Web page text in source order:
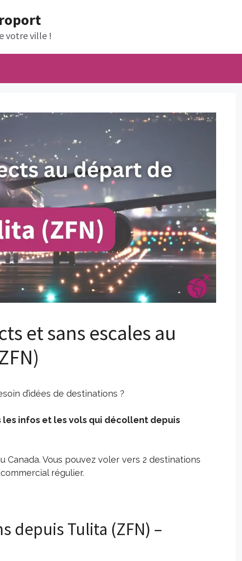
votre ville !
et sans escales au
d’idées de destinations ?
infos et les vols qui décollent depuis
Canada. Vous pouvez voler vers 2 destinations
régulier.
depuis Tulita (ZFN) –